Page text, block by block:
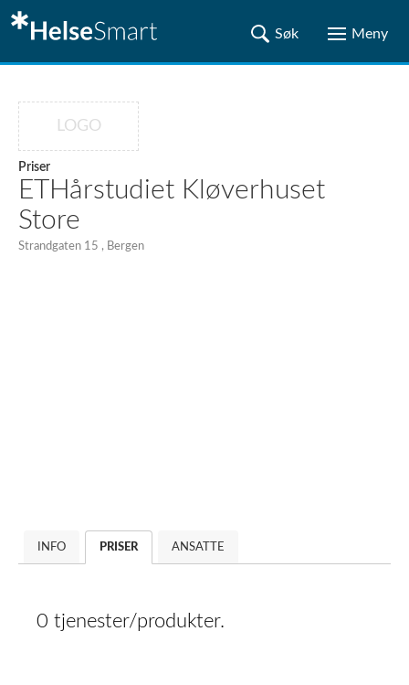
LOGO
Priser
ETHårstudiet Kløverhuset
Store
Strandgaten 15 , Bergen
INFO PRISER ANSATTE
0 tjenester/produkter.